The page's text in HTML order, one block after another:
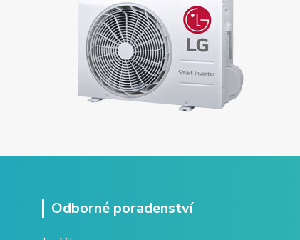
Odborné poradenství